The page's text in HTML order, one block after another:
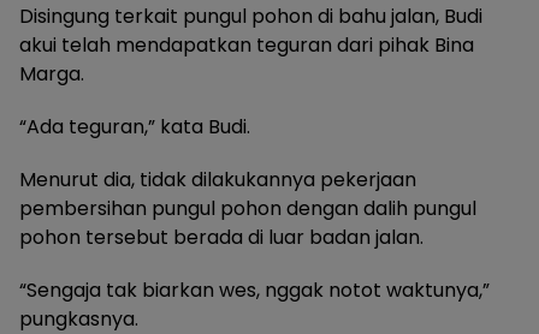
Disingung terkait pungul pohon di bahu jalan, Budi
akui telah mendapatkan teguran dari pihak Bina
Marga.
“Ada teguran,” kata Budi.
Menurut dia, tidak dilakukannya pekerjaan
pembersihan pungul pohon dengan dalih pungul
pohon tersebut berada di luar badan jalan.
“Sengaja tak biarkan wes, nggak notot waktunya,”
pungkasnya.